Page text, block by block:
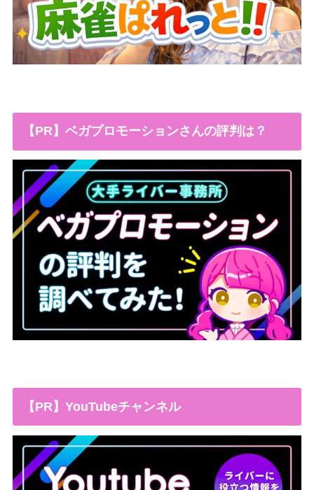
【PR】ベガプロモーションさんの評判は？
【PR】YouTubeチャンネル